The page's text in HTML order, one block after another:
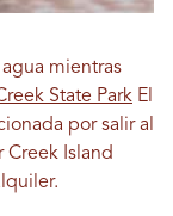
mientras
State Park El
por salir al
Creek Island